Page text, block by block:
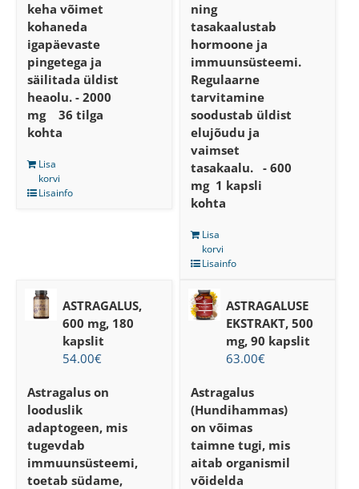
keha võimet
kohaneda
igapäevaste
pingetega ja
säilitada üldist
heaolu. - 2000
mg 36 tilga
kohta
Lisa
korvi
Lisainfo
ning
tasakaalustab
hormoone ja
immuunsüsteemi.
Regulaarne
tarvitamine
soodustab üldist
elujõudu ja
vaimset
tasakaalu.
- 600
mg 1 kapsli
kohta
Lisa
korvi
Lisainfo
ASTRAGALUS,
600 mg, 180
kapslit
54.00€
Astragalus on
looduslik
adaptogeen, mis
tugevdab
immuunsüsteemi,
toetab südame,
ASTRAGALUSE
EKSTRAKT, 500
mg, 90 kapslit
63.00€
Astragalus
(Hundihammas)
on võimas
taimne tugi, mis
aitab organismil
võidelda